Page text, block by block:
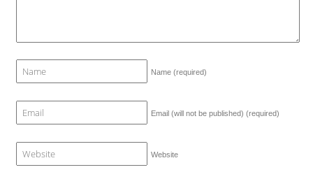
Name (required)
Email (will not be published) (required)
Website